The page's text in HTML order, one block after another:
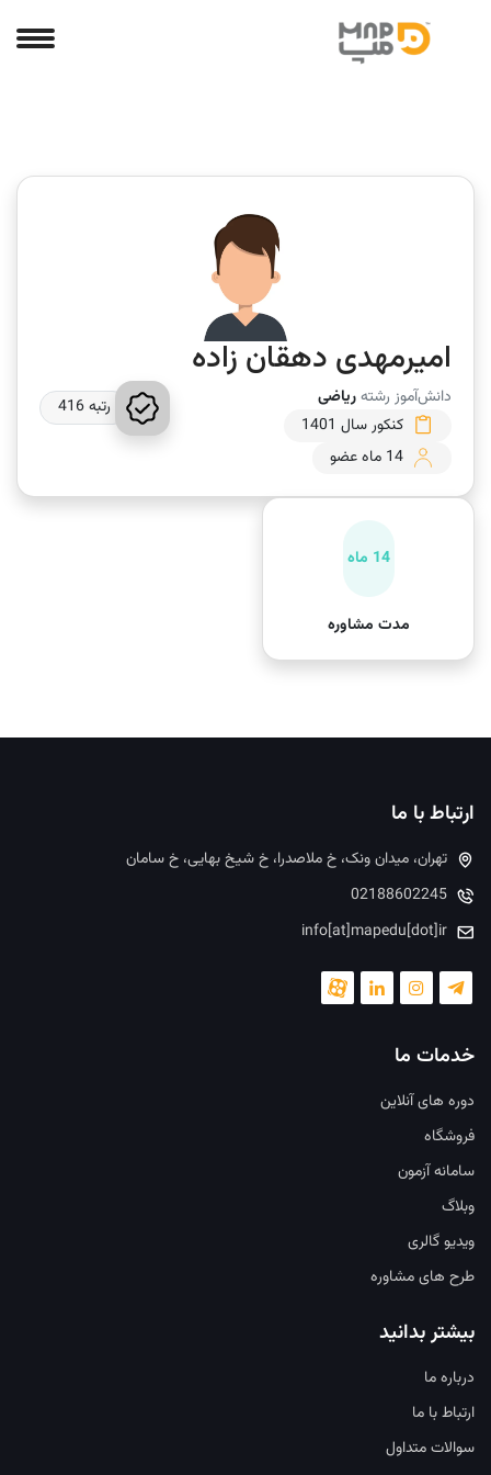
امیرمهدی دهقان زاده
دانش‌آموز رشتهریاضی
کنکور سال 1401
14 ماه عضو
رتبه 416
14 ماه
مدت مشاوره
ارتباط با ما
تهران، میدان ونک، خ ملاصدرا، خ شیخ بهایی، خ سامان
02188602245
info[at]mapedu[dot]ir
خدمات ما
دوره های آنلاین
فروشگاه
سامانه آزمون
وبلاگ
ویدیو گالری
طرح های مشاوره
بیشتر بدانید
درباره ما
ارتباط با ما
سوالات متداول